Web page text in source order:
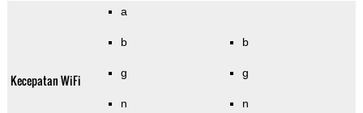
Kecepatan WiFi
a
b
g
n
b
g
n